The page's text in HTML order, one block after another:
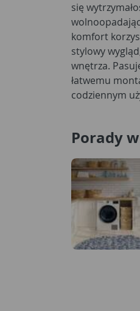
się
komfort
stylowy
wnętrza.
łatwemu
codziennym
Porady